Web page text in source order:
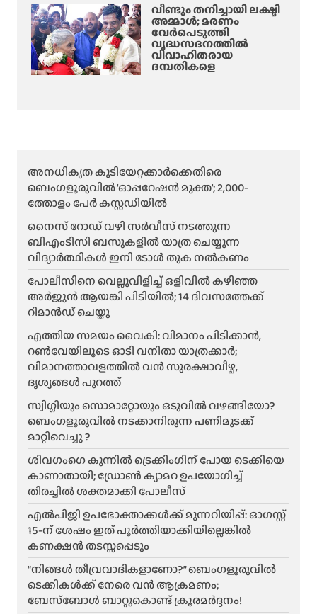
വീണ്ടും തനിച്ചായി ലക്ഷ്മി
അമ്മാള്‍; മരണം
വേർപെടുത്തി
വൃദ്ധസദനത്തില്‍
വിവാഹിതരായ
ദമ്പതികളെ
അനധികൃത കുടിയേറ്റക്കാർക്കെതിരെ
ബെംഗളൂരുവിൽ ‘ഓപ്പറേഷൻ മുക്ത’; 2,000-
ത്തോളം പേർ കസ്റ്റഡിയിൽ
നൈസ് റോഡ് വഴി സർവീസ് നടത്തുന്ന
ബിഎംടിസി ബസുകളിൽ യാത്ര ചെയ്യുന്ന
വിദ്യാർത്ഥികൾ ഇനി ടോൾ തുക നൽകണം
പോലീസിനെ വെല്ലുവിളിച്ച് ഒളിവിൽ കഴിഞ്ഞ
അർജുൻ ആയങ്കി പിടിയിൽ; 14 ദിവസത്തേക്ക്
റിമാൻഡ് ചെയ്തു
എത്തിയ സമയം വൈകി: വിമാനം പിടിക്കാൻ,
റൺവേയിലൂടെ ഓടി വനിതാ യാത്രക്കാർ;
വിമാനത്താവളത്തിൽ വൻ സുരക്ഷാവീഴ്ച,
ദൃശ്യങ്ങൾ പുറത്ത്
സ്വിഗ്ഗിയും സൊമാറ്റോയും ഒടുവിൽ വഴങ്ങിയോ?
ബെംഗളൂരുവിൽ നടക്കാനിരുന്ന പണിമുടക്ക്
മാറ്റിവെച്ചു ?
ശിവഗംഗെ കുന്നിൽ ട്രെക്കിംഗിന് പോയ ടെക്കിയെ
കാണാതായി; ഡ്രോൺ ക്യാമറ ഉപയോഗിച്ച്
തിരച്ചിൽ ശക്തമാക്കി പോലീസ്
എൽപിജി ഉപഭോക്താക്കൾക്ക് മുന്നറിയിപ്പ്: ഓഗസ്റ്റ്
15-ന് ശേഷം ഇത് പൂർത്തിയാക്കിയില്ലെങ്കിൽ
കണക്ഷൻ തടസ്സപ്പെടും
“നിങ്ങൾ തീവ്രവാദികളാണോ?” ബെംഗളൂരുവിൽ
ടെക്കികൾക്ക് നേരെ വൻ ആക്രമണം;
ബേസ്ബോൾ ബാറ്റുകൊണ്ട് ക്രൂരമർദ്ദനം!